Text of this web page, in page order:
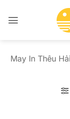
qua
May In Thêu